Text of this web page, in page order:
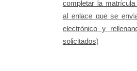
completar la
al enlace que se
electrónico y
solicitados)